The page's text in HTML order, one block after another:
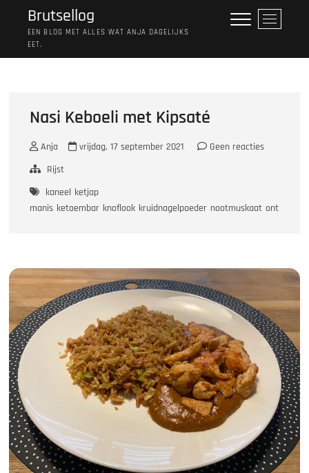
Brutsellog
EEN BLOG MET ALLES WAT ANJA DAGELIJKS
EET.
M
e
Nasi Keboeli met Kipsaté
Anja vrijdag, 17 september 2021
Geen reacties
Rijst
kaneel ketjap
manis ketoembar knoflook kruidnagelpoeder nootmuskaat ontbijtspek